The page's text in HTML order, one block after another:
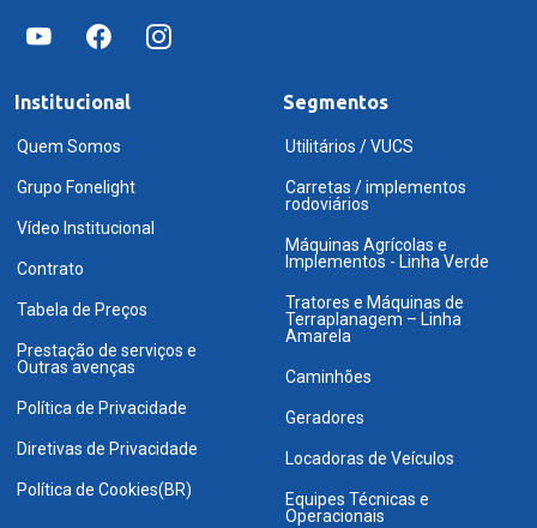
Institucional
Quem Somos
Grupo Fonelight
Vídeo Institucional
Contrato
Tabela de Preços
Prestação de serviços e
Outras avenças
Política de Privacidade
Diretivas de Privacidade
Política de Cookies(BR)
Segmentos
Utilitários / VUCS
Carretas / implementos
rodoviários
Máquinas Agrícolas e
Implementos - Linha Verde
Tratores e Máquinas de
Terraplanagem – Linha
Amarela
Caminhões
Geradores
Locadoras de Veículos
Equipes Técnicas e
Operacionais